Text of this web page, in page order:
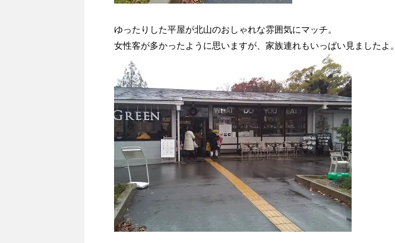
ゆったりした平屋が北山のおしゃれな雰囲気にマッチ。
女性客が多かったように思いますが、家族連れもいっぱい見ましたよ。